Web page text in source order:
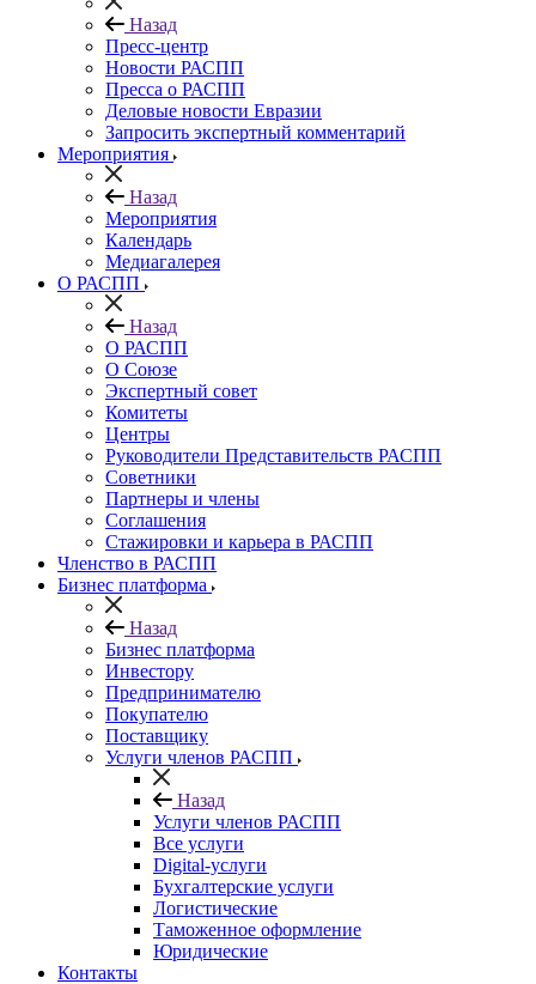
Назад
Пресс-центр
Новости РАСПП
Пресса о РАСПП
Деловые новости Евразии
Запросить экспертный комментарий
Мероприятия
Назад
Мероприятия
Календарь
Медиагалерея
О РАСПП
Назад
О РАСПП
О Союзе
Экспертный совет
Комитеты
Центры
Руководители Представительств РАСПП
Советники
Партнеры и члены
Соглашения
Стажировки и карьера в РАСПП
Членство в РАСПП
Бизнес платформа
Назад
Бизнес платформа
Инвестору
Предпринимателю
Покупателю
Поставщику
Услуги членов РАСПП
Назад
Услуги членов РАСПП
Все услуги
Digital-услуги
Бухгалтерские услуги
Логистические
Таможенное оформление
Юридические
Контакты